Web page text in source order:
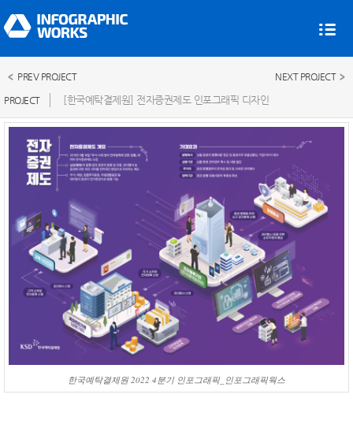
PROJECT [한국예탁결제원] 전자증권제도 인포그래픽 디자인
PREV PROJECT NEXT PROJECT
한국예탁결제원 2022 4분기 인포그래픽_인포그래픽웍스